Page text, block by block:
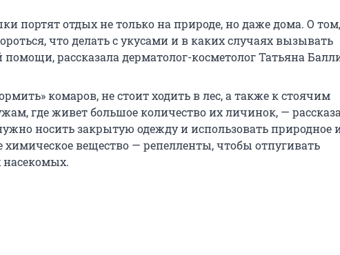
портят отдых не только на природе, но даже дома. О
что делать с укусами и в каких случаях вызывать
помощи, рассказала дерматолог-косметолог Татьяна
комаров, не стоит ходить в лес, а также к стоячим
где живет большое количество их личинок, —
носить закрытую одежду и использовать природное
химическое вещество — репелленты, чтобы отпугивать
насекомых.